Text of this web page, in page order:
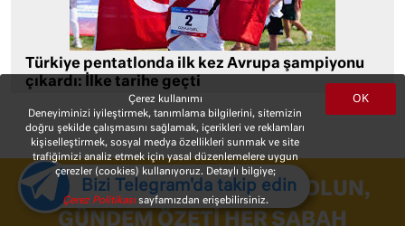
Türkiye pentatlonda ilk kez Avrupa şampiyonu
çıkardı: İlke tarihe geçti
10HABER BÜLTENINE ÜYE OLUN,
GÜNDEM ÖZETI HER SABAH
OK
Çerez kullanımı
Deneyiminizi iyileştirmek, tanımlama bilgilerini, sitemizin
doğru şekilde çalışmasını sağlamak, içerikleri ve reklamları
kişiselleştirmek, sosyal medya özellikleri sunmak ve site
trafiğimizi analiz etmek için yasal düzenlemelere uygun
çerezler (cookies) kullanıyoruz. Detaylı bilgiye;
Çerez Politikasısayfamızdan erişebilirsiniz.
Bizi Telegram'da takip edin